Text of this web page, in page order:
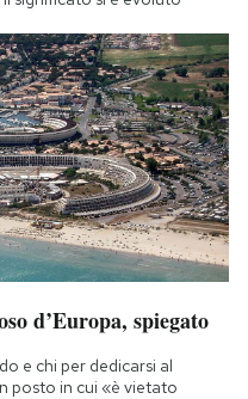
d’Europa, spiegato
e chi per dedicarsi al
posto in cui «è vietato